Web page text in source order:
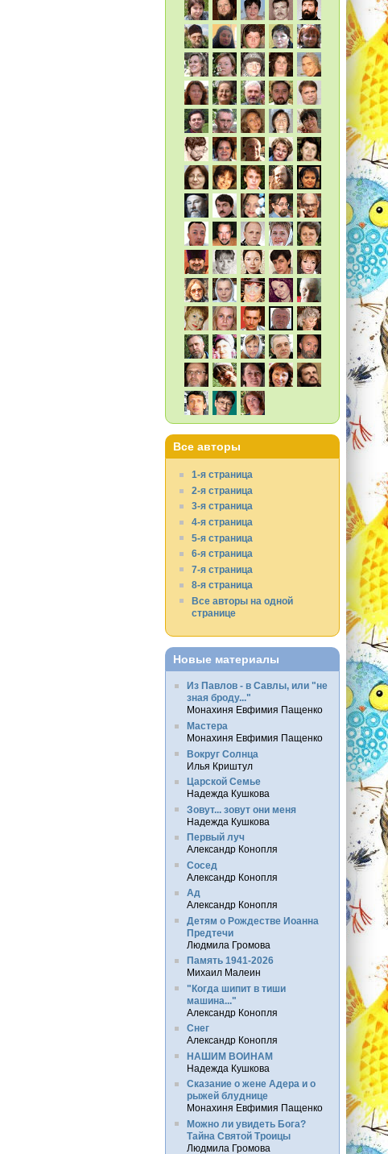
Все авторы
1-я страница
2-я страница
3-я страница
4-я страница
5-я страница
6-я страница
7-я страница
8-я страница
Все авторы на одной
странице
Новые материалы
Из Павлов - в Савлы, или "не
зная броду..."
Монахиня Евфимия Пащенко
Мастера
Монахиня Евфимия Пащенко
Вокруг Солнца
Илья Криштул
Царской Семье
Надежда Кушкова
Зовут... зовут они меня
Надежда Кушкова
Первый луч
Александр Конопля
Сосед
Александр Конопля
Ад
Александр Конопля
Детям о Рождестве Иоанна
Предтечи
Людмила Громова
Память 1941-2026
Михаил Малеин
"Когда шипит в тиши
машина..."
Александр Конопля
Снег
Александр Конопля
НАШИМ ВОИНАМ
Надежда Кушкова
Сказание о жене Адера и о
рыжей блуднице
Монахиня Евфимия Пащенко
Можно ли увидеть Бога?
Тайна Святой Троицы
Людмила Громова